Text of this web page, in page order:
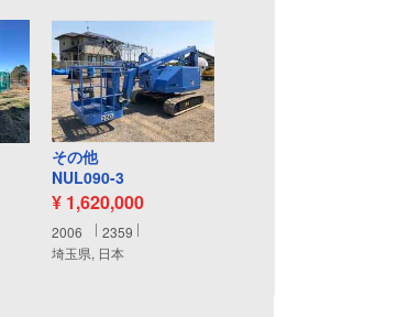
その他
NUL090-3
¥ 1,620,000
2006
2359
埼玉県, 日本